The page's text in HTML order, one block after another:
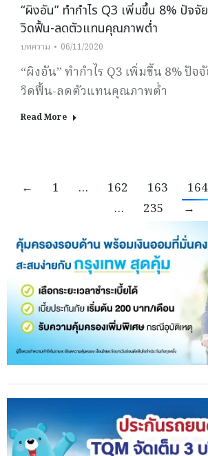
“ผิงอัน” ทำกำไร Q3 เพิ่มขึ้น 8% ปัจจั
วิดฟื้น-ลดตัวแทนคุณภาพต่ำ
บทความ 06/11/2020
“ผิงอัน” ทำกำไร Q3 เพิ่มขึ้น 8% ปัจ
วิดฟื้น-ลดตัวแทนคุณภาพต่ำ
Read More
← 1 … 162 163 164
…
235 →